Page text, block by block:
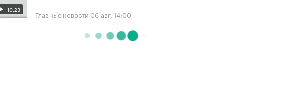
10:23 Главные новости 06 авг, 14:00